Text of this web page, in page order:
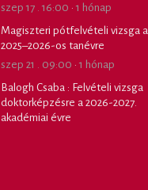
szep 17 . 16:00 · 1 hónap
Magiszteri pótfelvételi vizsga a
2025–2026-os tanévre
szep 21 . 09:00 · 1 hónap
Balogh Csaba : Felvételi vizsga
doktorképzésre a 2026-2027.
akadémiai évre